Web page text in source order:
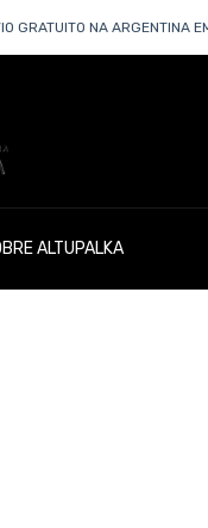
GRATUITO NA ARGENTINA
ALTUPALKA